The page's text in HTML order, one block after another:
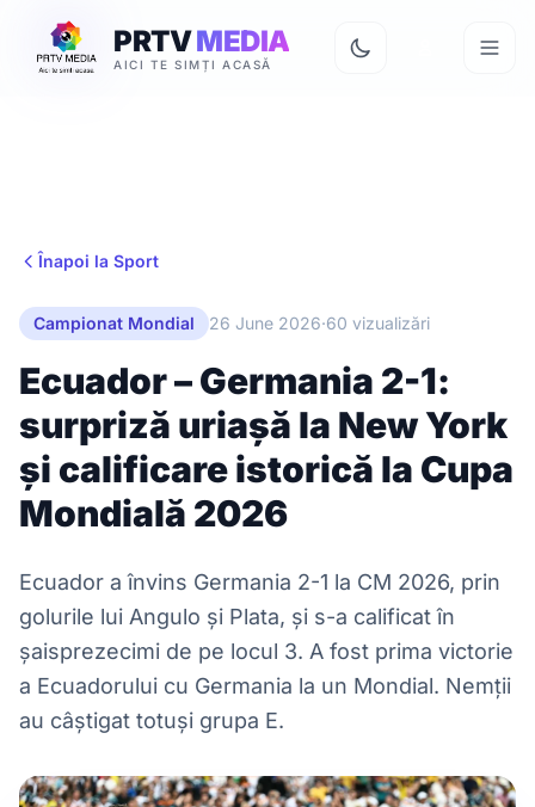
PRTVMEDIA
AICI TE SIMȚI ACASĂ
Înapoi la Sport
Campionat Mondial 26 June 2026·60 vizualizări
Ecuador – Germania 2-1:
surpriză uriașă la New York
și calificare istorică la Cupa
Mondială 2026
Ecuador a învins Germania 2-1 la CM 2026, prin
golurile lui Angulo și Plata, și s-a calificat în
șaisprezecimi de pe locul 3. A fost prima victorie
a Ecuadorului cu Germania la un Mondial. Nemții
au câștigat totuși grupa E.